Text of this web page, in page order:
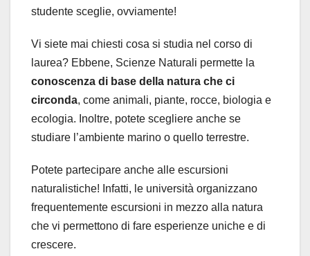
studente sceglie, ovviamente!
Vi siete mai chiesti cosa si studia nel corso di
laurea? Ebbene, Scienze Naturali permette la
conoscenza di base della natura che ci
circonda, come animali, piante, rocce, biologia e
ecologia. Inoltre, potete scegliere anche se
studiare l’ambiente marino o quello terrestre.
Potete partecipare anche alle escursioni
naturalistiche! Infatti, le università organizzano
frequentemente escursioni in mezzo alla natura
che vi permettono di fare esperienze uniche e di
crescere.